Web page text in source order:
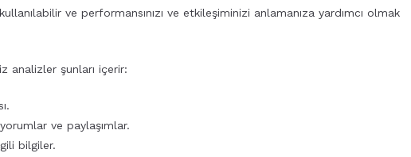
ve performansınızı ve etkileşiminizi anlamanıza yardımcı olmak
analizler şunları içerir:
ve paylaşımlar.
bilgiler.